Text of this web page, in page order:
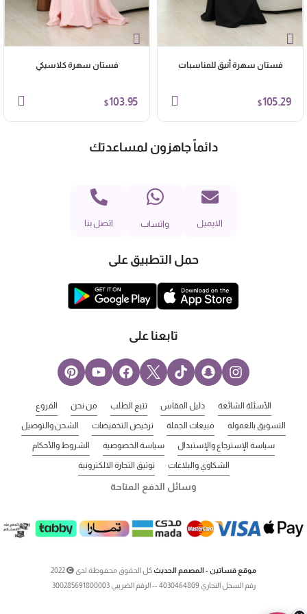
فستان سهرة أنيق للمناسبات
$105.29
فستان سهرة كلاسيكي
$103.95
دائماً جاهزون لمساعدتك
الايميل واتساب اتصل بنا
حمل التطبيق على
تابعنا على
الأسئلة الشائعة دليل المقاس تتبع الطلب من نحن الفروع
التسويق بالعموله مبيعات الجملة ترخيص التخفيضات الشحن والتوصيل
سياسة الإسترجاع والإستبدال سياسة الخصوصية الشروط والأحكام
الشكاوي والبلاغات توثيق التجارة الالكترونية
وسائل الدفع المتاحة
موقع فساتين - المصمم الحديثكل الحقوق محفوظة لدى
2022
رقم السجل التجاري 4030464809 -- الرقم الضريبي 300285691800003